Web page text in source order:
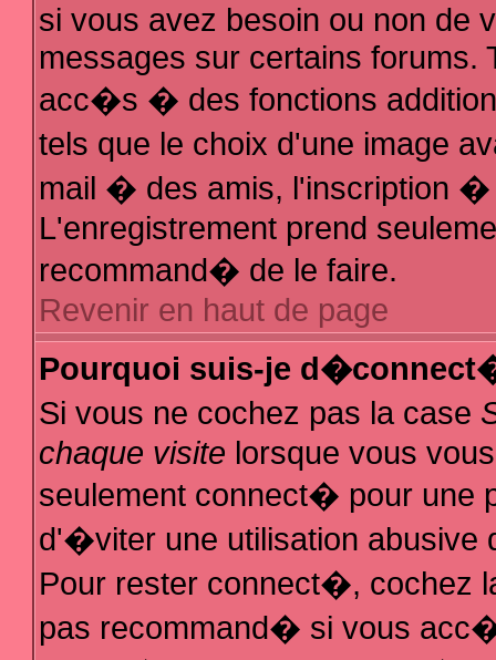
si vous avez besoin ou non de
messages sur certains forums.
acc�s � des fonctions
tels que le choix d'une image
mail � des amis, l'inscription �
L'enregistrement prend
recommand� de le faire.
Revenir en haut de page
Pourquoi suis-je
Si vous ne cochez pas la case
chaque visite lorsque vous
seulement connect� pour
d'�viter une utilisation abusive
Pour rester connect�, cochez
pas recommand� si vous